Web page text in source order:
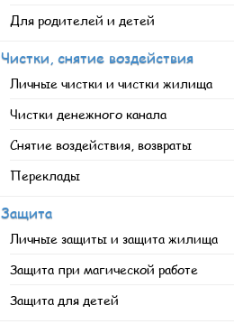
Для родителей и детей
Чистки, снятие воздействия
Личные чистки и чистки жилища
Чистки денежного канала
Снятие воздействия, возвраты
Переклады
Защита
Личные защиты и защита жилища
Защита при магической работе
Защита для детей